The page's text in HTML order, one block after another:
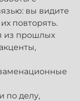
вы видите
повторять.
из прошлых
по делу,